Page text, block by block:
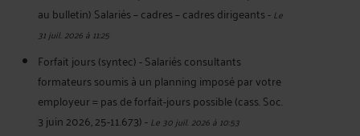
au bulletin) Salariés – cadres – cadres dirigeants-Le
31 juil. 2026 à 11:25
Forfait jours (syntec) - Salariés consultants
formateurs soumis à un planning imposé par votre
employeur = pas de forfait-jours possible (cass. Soc.
3 juin 2026, 25-11.673)-Le 30 juil. 2026 à 10:53